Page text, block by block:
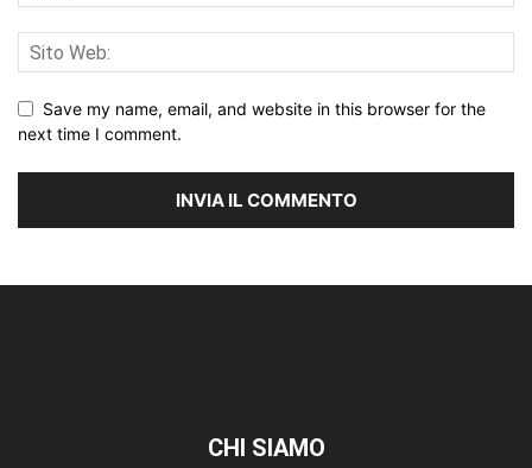
Save my name, email, and website in this browser for the
next time I comment.
CHI SIAMO